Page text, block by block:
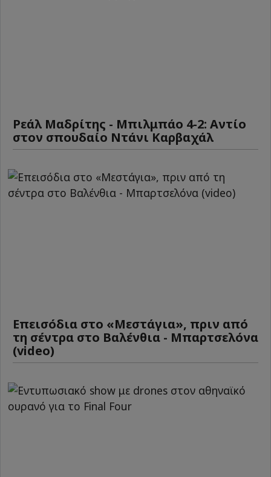
Ρεάλ Μαδρίτης - Μπιλμπάο 4-2: Αντίο
στον σπουδαίο Ντάνι Καρβαχάλ
Επεισόδια στο «Μεστάγια», πριν από
τη σέντρα στο Βαλένθια - Μπαρτσελόνα
(video)